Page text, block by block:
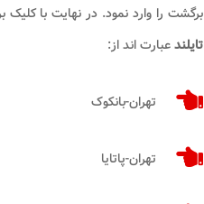
برگشت را وارد نمود. در نهایت با
تایلندعبارت اند از:
تهران-بانکوک
تهران-پاتایا